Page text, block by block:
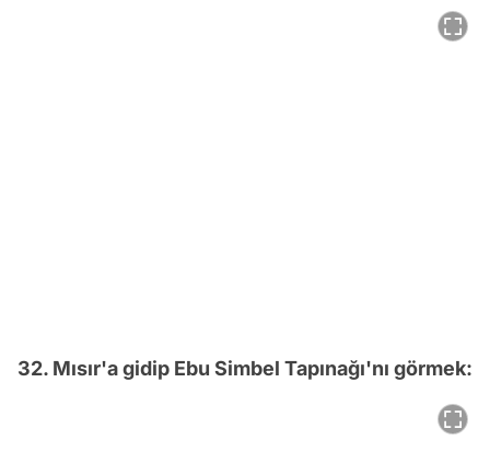
32. Mısır'a gidip Ebu Simbel Tapınağı'nı görmek: